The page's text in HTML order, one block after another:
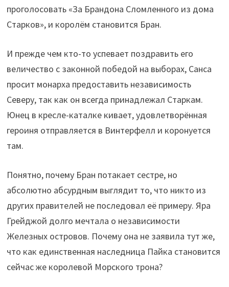
проголосовать «За Брандона Сломленного из дома
Старков», и королём становится Бран.
И прежде чем кто-то успевает поздравить его
величество с законной победой на выборах, Санса
просит монарха предоставить независимость
Северу, так как он всегда принадлежал Старкам.
Юнец в кресле-каталке кивает, удовлетворённая
героиня отправляется в Винтерфелл и коронуется
там.
Понятно, почему Бран потакает сестре, но
абсолютно абсурдным выглядит то, что никто из
других правителей не последовал её примеру. Яра
Грейджой долго мечтала о независимости
Железных островов. Почему она не заявила тут же,
что как единственная наследница Пайка становится
сейчас же королевой Морского трона?